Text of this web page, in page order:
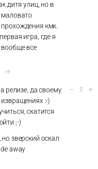
дитя улиц, но в
маловато
кмк.
игра, где я
вообще все
релизе, да своему
извращениях :-)
скатится
;-)
зверский оскал
away
– 2 +